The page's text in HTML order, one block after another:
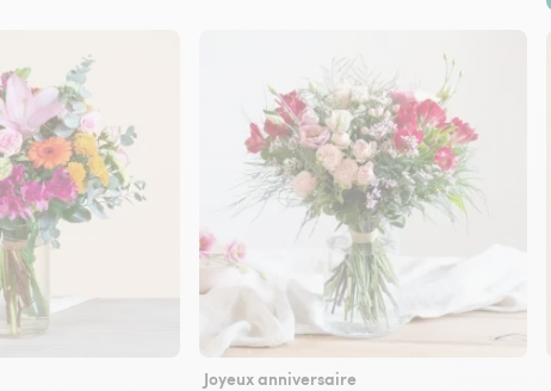
Joyeux anniversaire